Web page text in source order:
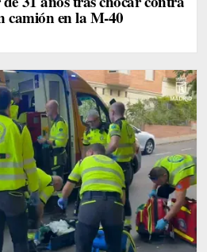
camión en la M-40